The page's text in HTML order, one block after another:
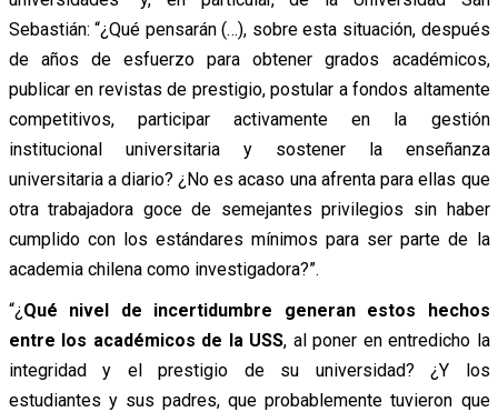
Sebastián: “¿Qué pensarán (…), sobre esta situación, después
de años de esfuerzo para obtener grados académicos,
publicar en revistas de prestigio, postular a fondos altamente
competitivos, participar activamente en la gestión
institucional universitaria y sostener la enseñanza
universitaria a diario? ¿No es acaso una afrenta para ellas que
otra trabajadora goce de semejantes privilegios sin haber
cumplido con los estándares mínimos para ser parte de la
academia chilena como investigadora?”.
“¿Qué nivel de incertidumbre generan estos hechos
entre los académicos de la USS, al poner en entredicho la
integridad y el prestigio de su universidad? ¿Y los
estudiantes y sus padres, que probablemente tuvieron que